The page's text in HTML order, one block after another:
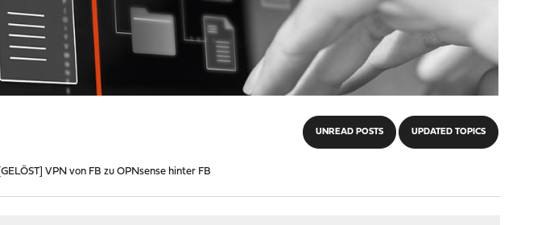
UNREAD POSTS UPDATED TOPICS
[GELÖST] VPN von FB zu OPNsense hinter FB